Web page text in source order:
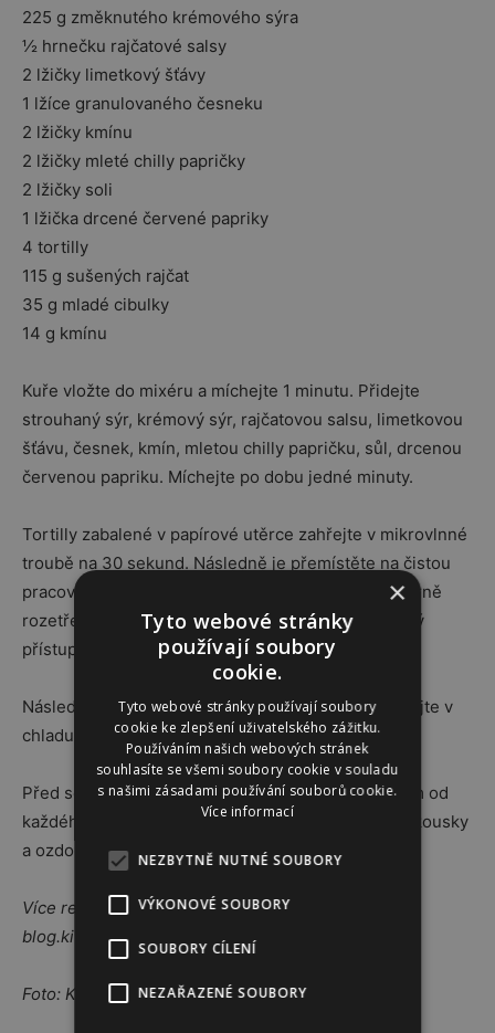
225 g změknutého krémového sýra
½ hrnečku rajčatové salsy
2 lžičky limetkový šťávy
1 lžíce granulovaného česneku
2 lžičky kmínu
2 lžičky mleté chilly papričky
2 lžičky soli
1 lžička drcené červené papriky
4 tortilly
115 g sušených rajčat
35 g mladé cibulky
14 g kmínu
Kuře vložte do mixéru a míchejte 1 minutu. Přidejte
strouhaný sýr, krémový sýr, rajčatovou salsu, limetkovou
šťávu, česnek, kmín, mletou chilly papričku, sůl, drcenou
červenou papriku. Míchejte po dobu jedné minuty.
Tortilly zabalené v papírové utěrce zahřejte v mikrovlnné
troubě na 30 sekund. Následně je přemístěte na čistou
pracovní plochu. Směs s kuřecím masem rovnoměrně
rozetřete po tortille a vytvořte pevnou rolku. Stejný
přístup opakujte i s ostatními tortillami.
Následně je vložte do potravinové folie a uchovávejte v
chladu nejméně 2 hodiny, nejlépe přes noc.
Před servírováním rolky rozbalte a odřežte asi 2 cm od
každého konce. Potom plátky pokrájejte na menší kousky
a ozdobte zelenou paprikou, rajčaty a koriandrem.
Více receptů najdete na kitchainaid.com nebo na
blog.kitchanaid.cz.
Foto: KitchenAid
×
Tyto webové stránky
používají soubory
cookie.
Tyto webové stránky používají soubory
cookie ke zlepšení uživatelského zážitku.
Používáním našich webových stránek
souhlasíte se všemi soubory cookie v souladu
s našimi zásadami používání souborů cookie.
Více informací
NEZBYTNĚ NUTNÉ SOUBORY
VÝKONOVÉ SOUBORY
SOUBORY CÍLENÍ
NEZAŘAZENÉ SOUBORY